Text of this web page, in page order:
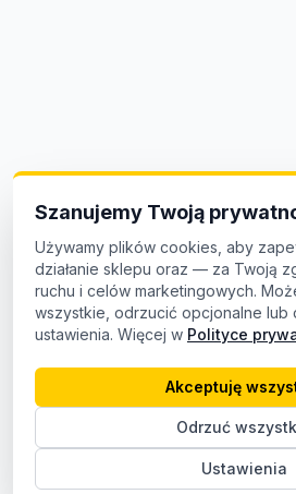
Szanujemy Twoją
Używamy plików cookies, aby
działanie sklepu oraz — za Twoją
ruchu i celów marketingowych.
wszystkie, odrzucić opcjonalne lub
ustawienia. Więcej w Polityce
Ustawienia
Odrzuć
Akceptuję